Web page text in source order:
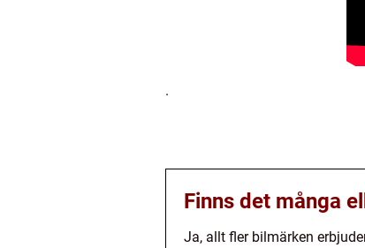
.
Finns det många
Ja, allt fler bilmärken